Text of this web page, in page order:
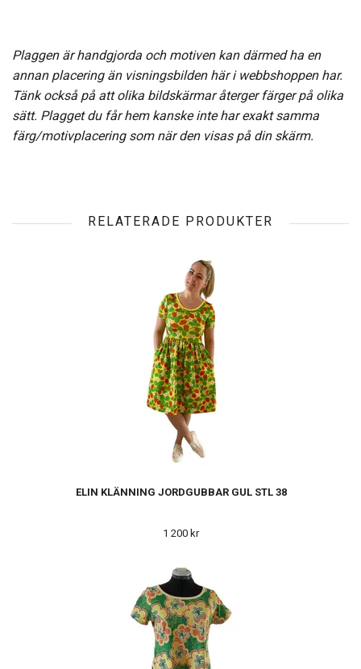
Plaggen är handgjorda och motiven kan därmed ha en
annan placering än visningsbilden här i webbshoppen har.
Tänk också på att olika bildskärmar återger färger på olika
sätt. Plagget du får hem kanske inte har exakt samma
färg/motivplacering som när den visas på din skärm.
RELATERADE PRODUKTER
ELIN KLÄNNING JORDGUBBAR GUL STL 38
1 200 kr